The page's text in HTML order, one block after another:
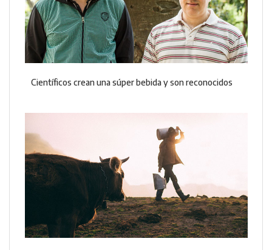
Científicos crean una súper bebida y son reconocidos